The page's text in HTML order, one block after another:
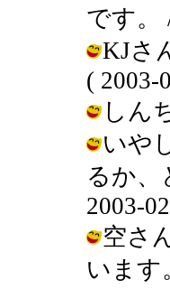
です。
KJさ
( 2003-
しん
いや
るか
2003-
空さ
います